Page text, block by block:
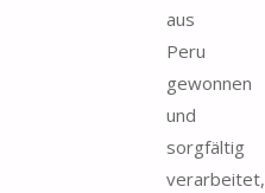
aus
Peru
gewonnen
und
sorgfältig
verarbeitet,